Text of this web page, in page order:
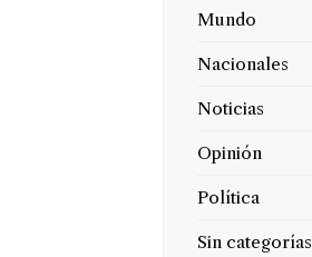
Mundo
Nacionales
Noticias
Opinión
Política
Sin categorías